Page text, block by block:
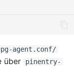
agent.conf/
über
pinentry-